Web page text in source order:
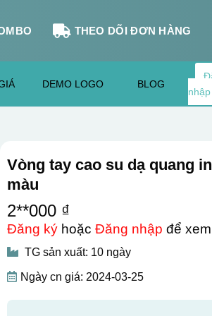
THEO DÕI ĐƠN HÀNG
DEMO LOGO BLOG
nhập
Vòng tay cao su dạ quang
màu
2**000 ₫
Đăng kýhoặc Đăng nhập để
TG sản xuất: 10 ngày
Ngày cn giá: 2024-03-25